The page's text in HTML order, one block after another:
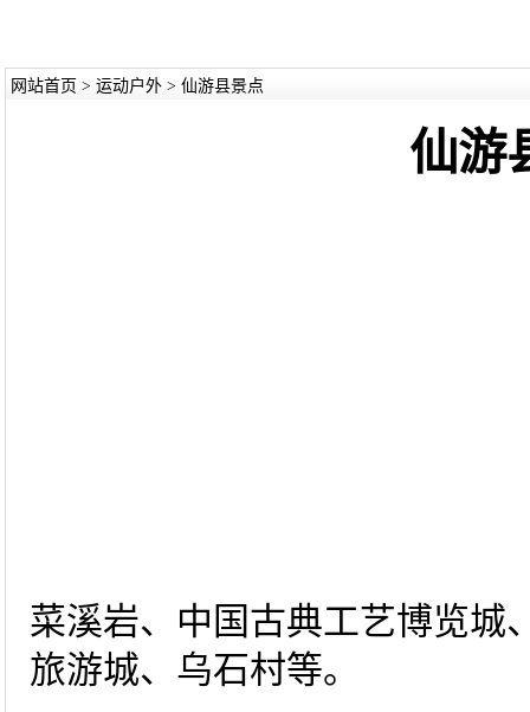
网站首页 > 运动户外> 仙游县景点
仙游
菜溪岩、中国古典工艺博览城
旅游城、乌石村等。